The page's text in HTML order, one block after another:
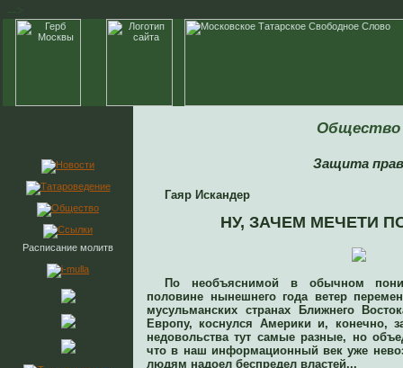
Расписание молитв
Общество
Защита прав
Гаяр Искандер
НУ, ЗАЧЕМ МЕЧЕТИ
По необъяснимой в обычном
половине нынешнего года ветер
мусульманских странах Ближнего
Европу, коснулся Америки и, конечно,
недовольства тут самые разные, но
что в наш информационный век уже
людям надоел беспредел властей...